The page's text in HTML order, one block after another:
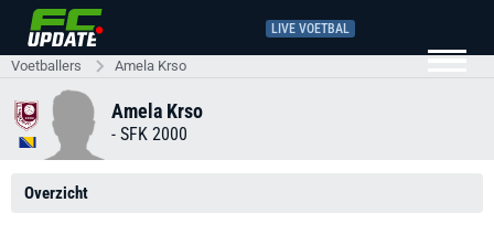
LIVE VOETBAL
Voetballers Amela Krso
Amela Krso
- SFK 2000
Overzicht